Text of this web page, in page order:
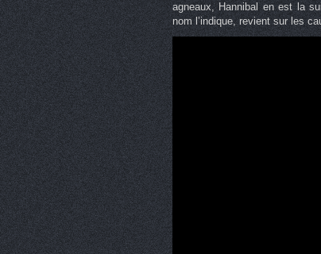
agneaux, Hannibal en est la
nom l’indique, revient sur les